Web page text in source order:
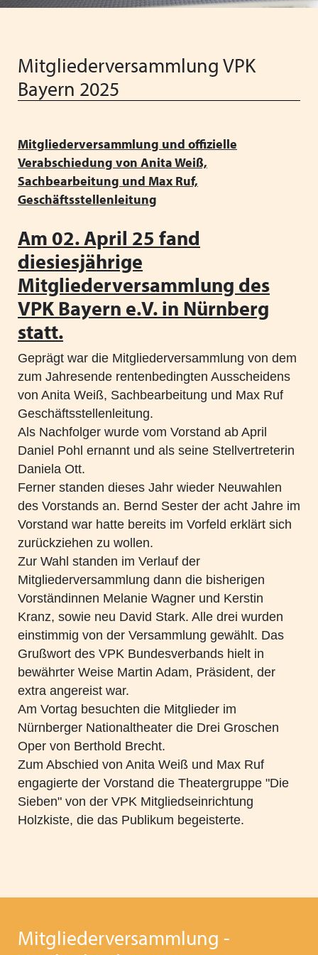
Vorstand
Schließen
Neue Barbetragsverordnung ("Taschengeld") ab
01.01.2026
Start ins neue Jahr!
Verabschiedung unserer langjährigen
Verwaltungsmitarbeiterin Anita Weiss
Haarmann, Fachanwältin für Arbeitsrecht
Menschliche Nähe trifft Algorithmus: Künstliche
Intelligenz als Partner in der Kinder- und Jugendhilfe
Heimleiter*innentreffen 2025
Mitgliederversammlung VPK Bayern 2025
Urlaub und Ferien im EU Ausland
Positionspapier zur besseren Zusammenarbeit von
Schule und Jugendhilfe
Stellenausschreibung Referent*in in der VPK Bayern
Geschäftsstelle
Wir wünschen schöne Weihnachtsferien
Schutzauftrag - überarbeitet Arbeitshilfe des VPK
Gesetz zur Ausgestaltung des inklusiven Kinder- und
Jugendhilfe - Kabinettsentwurf IKHG
Augsburger Erklärung gegen Rechtsextremismus
und Antisemitismus - VPK Bayern 2024
Fachkonferenz Kinder- und Jugendhilfe in Augsburg
- Thema: Inklusion - 18.11.2024
Heimleiter*innentreffen 2024
Zoommeeting VPK Geschäftsstelle & Träger von VPK
Jugendhilfeeinrichtungen
PODIUM 2024 + VPK Delegiertenversammlung in
12.03.2024
Mitgliederversammlung VPK
Bayern 2025
Mitgliederversammlung und offizielle
Verabschiedung von Anita Weiß,
Sachbearbeitung und Max Ruf,
Geschäftsstellenleitung
Am 02. April 25 fand
diesiesjährige
Mitgliederversammlung des
VPK Bayern e.V. in Nürnberg
statt.
Geprägt war die Mitgliederversammlung von dem
zum Jahresende rentenbedingten Ausscheidens
von Anita Weiß, Sachbearbeitung und Max Ruf
Geschäftsstellenleitung.
Als Nachfolger wurde vom Vorstand ab April
Daniel Pohl ernannt und als seine Stellvertreterin
Daniela Ott.
Ferner standen dieses Jahr wieder Neuwahlen
des Vorstands an. Bernd Sester der acht Jahre im
Vorstand war hatte bereits im Vorfeld erklärt sich
zurückziehen zu wollen.
Zur Wahl standen im Verlauf der
Mitgliederversammlung dann die bisherigen
Vorständinnen Melanie Wagner und Kerstin
Kranz, sowie neu David Stark. Alle drei wurden
einstimmig von der Versammlung gewählt. Das
Grußwort des VPK Bundesverbands hielt in
bewährter Weise Martin Adam, Präsident, der
extra angereist war.
Am Vortag besuchten die Mitglieder im
Nürnberger Nationaltheater die Drei Groschen
Oper von Berthold Brecht.
Zum Abschied von Anita Weiß und Max Ruf
engagierte der Vorstand die Theatergruppe "Die
Sieben" von der VPK Mitgliedseinrichtung
Holzkiste, die das Publikum begeisterte.
Mitgliederversammlung -